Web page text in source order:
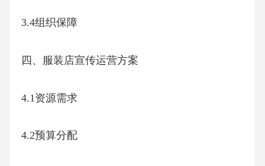
3.4组织保障
四、服装店宣传运营方案
4.1资源需求
4.2预算分配